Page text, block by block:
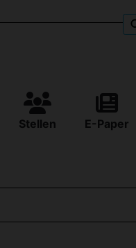
Stellen E-Paper